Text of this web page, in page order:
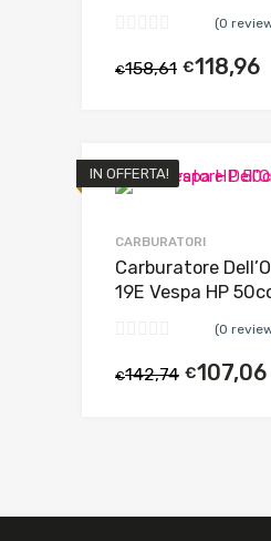
(0
€158,61 €118,96
IN OFFERTA!
CARBURATORI
Carburatore
19E Vespa HP
(0
€142,74 €107,06